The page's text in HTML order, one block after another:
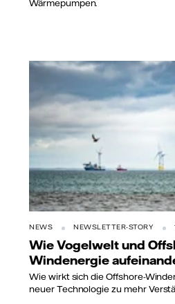
Wärmepumpen.
NEWS NEWSLETTER-STORY
Wie Vogelwelt und
Windenergie
Wie wirkt sich die Offshore-
neuer Technologie zu mehr